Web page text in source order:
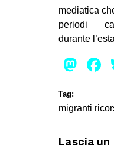
mediatica
periodi
durante
Tag:
migranti
Lascia un